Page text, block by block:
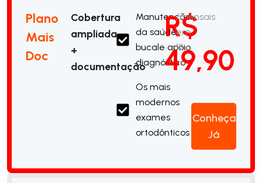
Plano
Mais
Doc
Cobertura
ampliada
+
documentação
Manutenção
da saúde
bucale apoio
diagnóstico
Os mais
modernos
exames
ortodônticos
R$
49,90
/mensais
em
12x
Conheça
Já